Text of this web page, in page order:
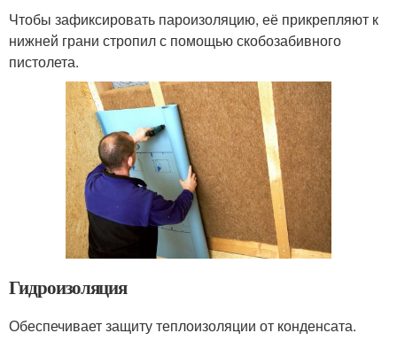
Чтобы зафиксировать пароизоляцию, её прикрепляют к
нижней грани стропил с помощью скобозабивного
пистолета.
Гидроизоляция
Обеспечивает защиту теплоизоляции от конденсата.